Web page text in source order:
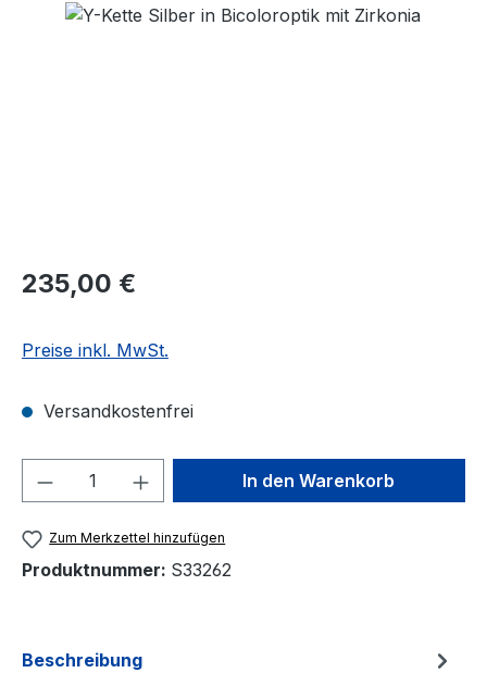
Regulärer Preis:
235,00 €
Preise inkl. MwSt.
Versandkostenfrei
Produkt Anzahl: Gib denIn den Warenkorb
Zum Merkzettel hinzufügen
Produktnummer: S33262
Beschreibung